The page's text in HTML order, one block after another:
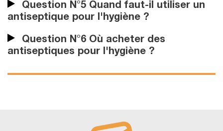
Question N°5 Quand faut-il utiliser un
antiseptique pour l'hygiène ?
Question N°6 Où acheter des
antiseptiques pour l'hygiène ?